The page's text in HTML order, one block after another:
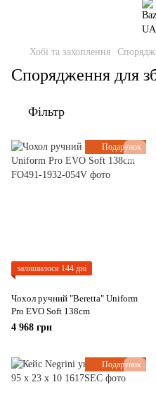
Хобі та захоплення
Спорядження для
Фільтр
Подарунок
залишилося 144 дні
Чохол ручний "Beretta" Uniform
Pro EVO Soft 138cm
4 968 грн
Подарунок